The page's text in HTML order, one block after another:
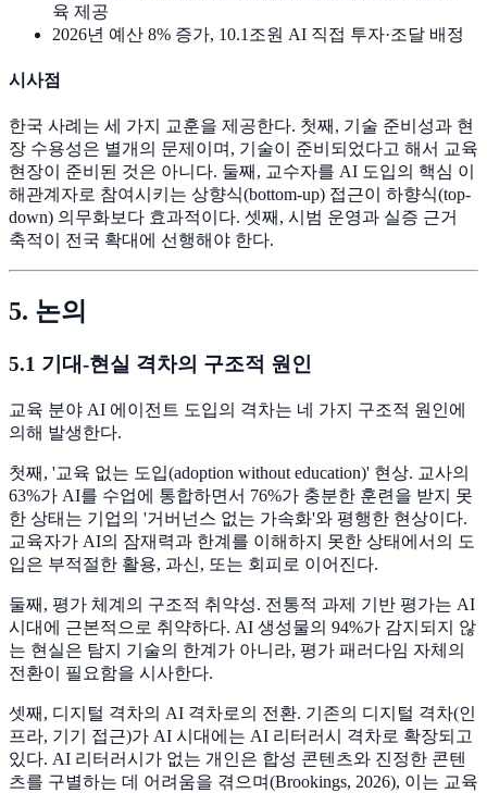
육 제공
2026년 예산 8% 증가, 10.1조원 AI 직접 투자·조달 배정
시사점
한국 사례는 세 가지 교훈을 제공한다. 첫째, 기술 준비성과 현
장 수용성은 별개의 문제이며, 기술이 준비되었다고 해서 교육
현장이 준비된 것은 아니다. 둘째, 교수자를 AI 도입의 핵심 이
해관계자로 참여시키는 상향식(bottom-up) 접근이 하향식(top-
down) 의무화보다 효과적이다. 셋째, 시범 운영과 실증 근거
축적이 전국 확대에 선행해야 한다.
5. 논의
5.1 기대-현실 격차의 구조적 원인
교육 분야 AI 에이전트 도입의 격차는 네 가지 구조적 원인에
의해 발생한다.
첫째, '교육 없는 도입(adoption without education)' 현상. 교사의
63%가 AI를 수업에 통합하면서 76%가 충분한 훈련을 받지 못
한 상태는 기업의 '거버넌스 없는 가속화'와 평행한 현상이다.
교육자가 AI의 잠재력과 한계를 이해하지 못한 상태에서의 도
입은 부적절한 활용, 과신, 또는 회피로 이어진다.
둘째, 평가 체계의 구조적 취약성. 전통적 과제 기반 평가는 AI
시대에 근본적으로 취약하다. AI 생성물의 94%가 감지되지 않
는 현실은 탐지 기술의 한계가 아니라, 평가 패러다임 자체의
전환이 필요함을 시사한다.
셋째, 디지털 격차의 AI 격차로의 전환. 기존의 디지털 격차(인
프라, 기기 접근)가 AI 시대에는 AI 리터러시 격차로 확장되고
있다. AI 리터러시가 없는 개인은 합성 콘텐츠와 진정한 콘텐
츠를 구별하는 데 어려움을 겪으며(Brookings, 2026), 이는 교육